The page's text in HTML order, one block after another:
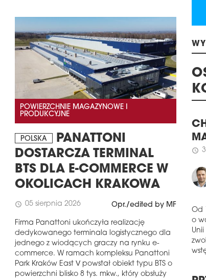
POWIERZCHNIE MAGAZYNOWE I
PRODUKCYJNE
POLSKA
PANATTONI
DOSTARCZA TERMINAL
BTS DLA E-COMMERCE W
OKOLICACH KRAKOWA
schedule 05 sierpnia 2026 Opr./edited by MF
Firma Panattoni ukończyła realizację
dedykowanego terminala logistycznego dla
jednego z wiodących graczy na rynku e-
commerce. W ramach kompleksu Panattoni
Park Kraków East V powstał obiekt typu BTS o
powierzchni blisko 8 tys. mkw., który obsłuży
schedule
schedule
ul.
Od
o